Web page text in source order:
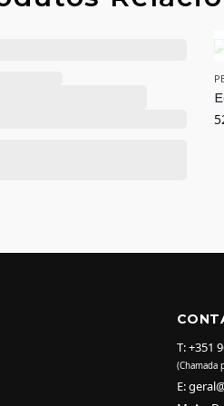
T: +351
(Chamada
E: